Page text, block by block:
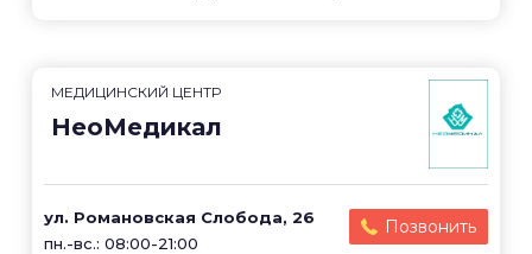
МЕДИЦИНСКИЙ ЦЕНТР
НеоМедикал
ул. Романовская Слобода, 26
пн.-вс.: 08:00-21:00
Позвонить